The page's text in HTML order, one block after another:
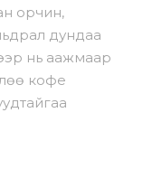
орчин,
дундаа
нь аажмаар
кофе